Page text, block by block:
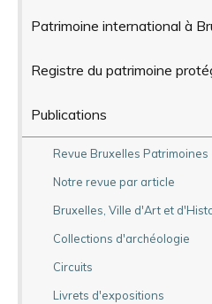
Patrimoine international à
Registre du patrimoine
Publications
Revue Bruxelles Patrimoines
Notre revue par article
Bruxelles, Ville d'Art et
Collections d'archéologie
Circuits
Livrets d'expositions